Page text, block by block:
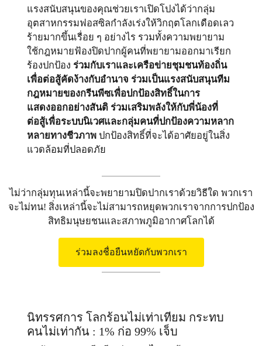
แรงสนับสนุนของคุณช่วยเราเปิดโปงได้ว่ากลุ่ม
อุตสาหกรรมฟอสซิลกำลังเร่งให้วิกฤตโลกเดือดเลว
ร้ายมากขึ้นเรื่อย ๆ อย่างไร รวมทั้งความพยายาม
ใช้กฎหมายฟ้องปิดปากผู้คนที่พยายามออกมาเรียก
ร้องปกป้อง ร่วมกับเราและเครือข่ายชุมชนท้องถิ่น
เพื่อต่อสู้คัดง้างกับอำนาจ ร่วมเป็นแรงสนับสนุนทีม
กฎหมายของกรีนพีซเพื่อปกป้องสิทธิ์ในการ
แสดงออกอย่างสันติ ร่วมเสริมพลังให้กับพี่น้องที่
ต่อสู้เพื่อระบบนิเวศและกลุ่มคนที่ปกป้องความหลาก
หลายทางชีวภาพปกป้องสิทธิ์ที่จะได้อาศัยอยู่ในสิ่ง
แวดล้อมที่ปลอดภัย
ไม่ว่ากลุ่มทุนเหล่านี้จะพยายามปิดปากเราด้วยวิธีใด พวกเรา
จะไม่ทน! สิ่งเหล่านี้จะไม่สามารถหยุดพวกเราจากการปกป้อง
สิทธิมนุษยชนและสภาพภูมิอากาศโลกได้
ร่วมลงชื่อยืนหยัดกับพวกเรา
นิทรรศการ โลกร้อนไม่เท่าเทียม กระทบ
คนไม่เท่ากัน : 1% ก่อ 99% เจ็บ